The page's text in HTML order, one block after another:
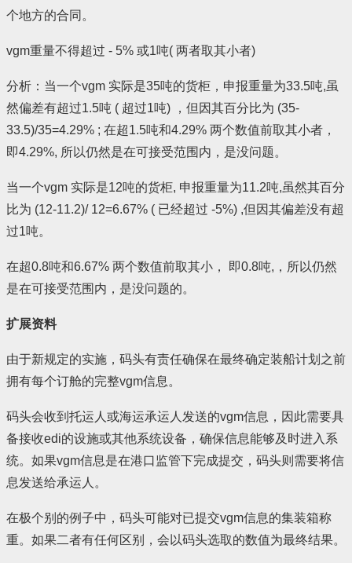
个地方的合同。
vgm重量不得超过 - 5% 或1吨( 两者取其小者)
分析：当一个vgm 实际是35吨的货柜，申报重量为33.5吨,虽
然偏差有超过1.5吨 ( 超过1吨) ，但因其百分比为 (35-
33.5)/35=4.29% ; 在超1.5吨和4.29% 两个数值前取其小者，
即4.29%, 所以仍然是在可接受范围内，是没问题。
当一个vgm 实际是12吨的货柜, 申报重量为11.2吨,虽然其百分
比为 (12-11.2)/ 12=6.67% ( 已经超过 -5%) ,但因其偏差没有超
过1吨。
在超0.8吨和6.67% 两个数值前取其小， 即0.8吨,，所以仍然
是在可接受范围内，是没问题的。
扩展资料
由于新规定的实施，码头有责任确保在最终确定装船计划之前
拥有每个订舱的完整vgm信息。
码头会收到托运人或海运承运人发送的vgm信息，因此需要具
备接收edi的设施或其他系统设备，确保信息能够及时进入系
统。如果vgm信息是在港口监管下完成提交，码头则需要将信
息发送给承运人。
在极个别的例子中，码头可能对已提交vgm信息的集装箱称
重。如果二者有任何区别，会以码头选取的数值为最终结果。